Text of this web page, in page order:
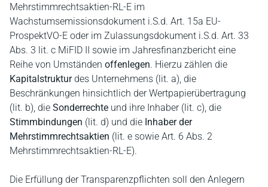
Mehrstimmrechtsaktien-RL-E im
Wachstumsemissionsdokument i.S.d. Art. 15a EU-
ProspektVO-E oder im Zulassungsdokument i.S.d. Art. 33
Abs. 3 lit. c MiFID II sowie im Jahresfinanzbericht eine
Reihe von Umständen offenlegen. Hierzu zählen die
Kapitalstrukturdes Unternehmens (lit. a), die
Beschränkungen hinsichtlich der Wertpapierübertragung
(lit. b), die Sonderrechte und ihre Inhaber (lit. c), die
Stimmbindungen (lit. d) und die Inhaber der
Mehrstimmrechtsaktien (lit. e sowie Art. 6 Abs. 2
Mehrstimmrechtsaktien-RL-E).
Die Erfüllung der Transparenzpflichten soll den Anlegern